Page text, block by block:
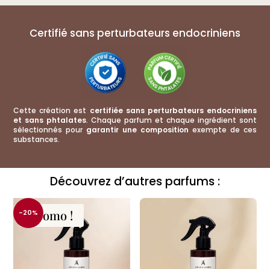
Certifié sans perturbateurs endocriniens
Cette création est certifiée sans perturbateurs endocriniens
et sans phtalates. Chaque parfum et chaque ingrédient sont
sélectionnés pour garantir une composition exempte de ces
substances.
Découvrez d’autres parfums :
Promo !
-20%